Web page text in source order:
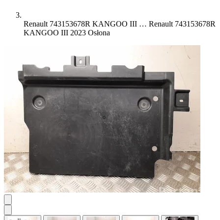
Renault 743153678R KANGOO III … Renault 743153678R
KANGOO III 2023 Osłona